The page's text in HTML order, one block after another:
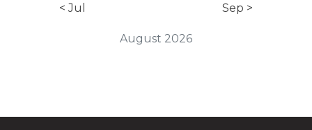
August 2026
< Jul
Sep >